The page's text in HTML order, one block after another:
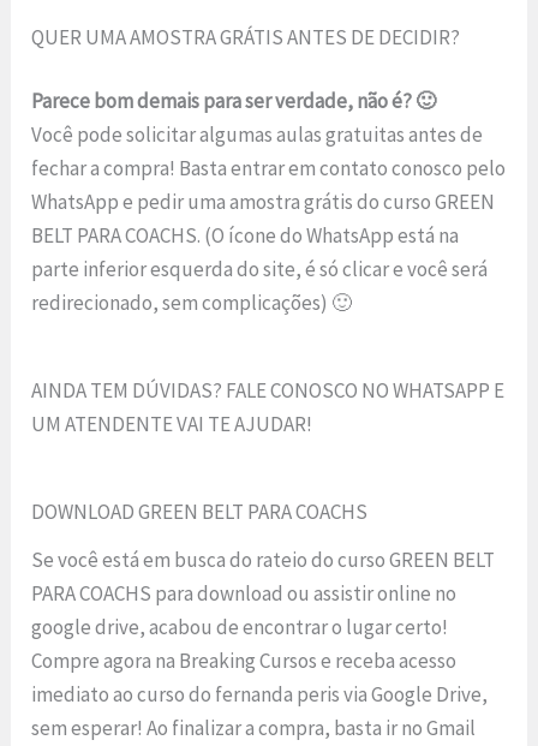
QUER UMA AMOSTRA GRÁTIS ANTES DE DECIDIR?
Parece bom demais para ser verdade, não é? 🙂
Você pode solicitar algumas aulas gratuitas antes de
fechar a compra! Basta entrar em contato conosco pelo
WhatsApp e pedir uma amostra grátis do curso GREEN
BELT PARA COACHS. (O ícone do WhatsApp está na
parte inferior esquerda do site, é só clicar e você será
redirecionado, sem complicações) 🙂
AINDA TEM DÚVIDAS? FALE CONOSCO NO WHATSAPP E
UM ATENDENTE VAI TE AJUDAR!
DOWNLOAD GREEN BELT PARA COACHS
Se você está em busca do rateio do curso GREEN BELT
PARA COACHS para download ou assistir online no
google drive, acabou de encontrar o lugar certo!
Compre agora na Breaking Cursos e receba acesso
imediato ao curso do fernanda peris via Google Drive,
sem esperar! Ao finalizar a compra, basta ir no Gmail